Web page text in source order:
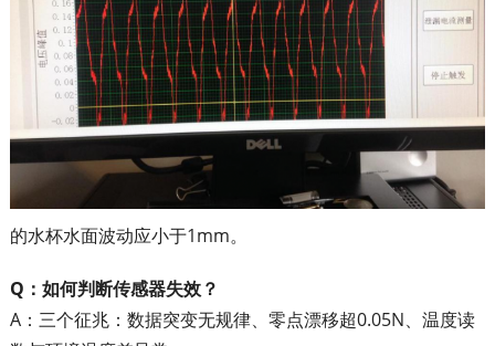
的水杯水面波动应小于1mm。
Q：如何判断传感器失效？
A：三个征兆：数据突变无规律、零点漂移超0.05N、温度读